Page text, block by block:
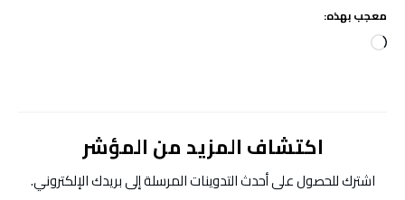
معجب بهذه:
جاري
اكتشاف المزيد من المؤشر
اشترك للحصول على أحدث التدوينات المرسلة إلى بريدك الإلكتروني.